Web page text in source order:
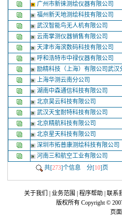
广州市新徕测绘仪器有限公司
福州新天地测绘科技有限公司
武汉智能鸟无人机有限公司
云南掌测仪器销售有限公司
天津市海滨数码科技有限公司
呼和浩特市中禄仪器有限公司
励精科技（上海）有限公司武
上海华测云南分公司
湖南中森通信科技有限公司
北京昊云科技有限公司
武汉天宝耐特科技有限公司
北京精航科技有限公司
北京星天科技有限公司
深圳市拓普康测绘科技有限公司
河南三和航空工业有限公司
共[273]个信息 分[10]页
关于我们 业务范围 程序帮助 联系
版权所有 Copyright ©
页面